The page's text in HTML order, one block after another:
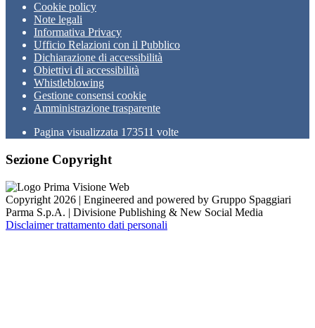
Cookie policy
Note legali
Informativa Privacy
Ufficio Relazioni con il Pubblico
Dichiarazione di accessibilità
Obiettivi di accessibilità
Whistleblowing
Gestione consensi cookie
Amministrazione trasparente
Pagina visualizzata 173511 volte
Sezione Copyright
Copyright 2026 | Engineered and powered by Gruppo Spaggiari
Parma S.p.A. | Divisione Publishing & New Social Media
Disclaimer trattamento dati personali